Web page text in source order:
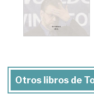
Otros libros de